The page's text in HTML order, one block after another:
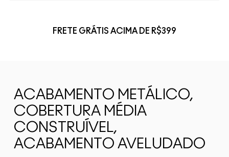
FRETE GRÁTIS ACIMA DE R$399
ACABAMENTO METÁLICO,
COBERTURA MÉDIA
CONSTRUÍVEL,
ACABAMENTO AVELUDADO